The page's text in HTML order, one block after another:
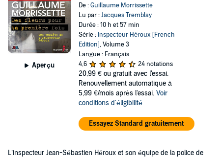
Aperçu
De :Guillaume Morrissette
Lu par :Jacques Tremblay
Durée : 10 h et 57 min
Série : Inspecteur Héroux [French
Edition], Volume 3
Langue : Français
4,6
24 notations
20,99 € ou gratuit avec l'essai.
Renouvellement automatique à
5,99 €/mois après l'essai. Voir
conditions d'éligibilité
Essayez Standard gratuitement
L’inspecteur Jean-Sébastien Héroux et son équipe de la police de